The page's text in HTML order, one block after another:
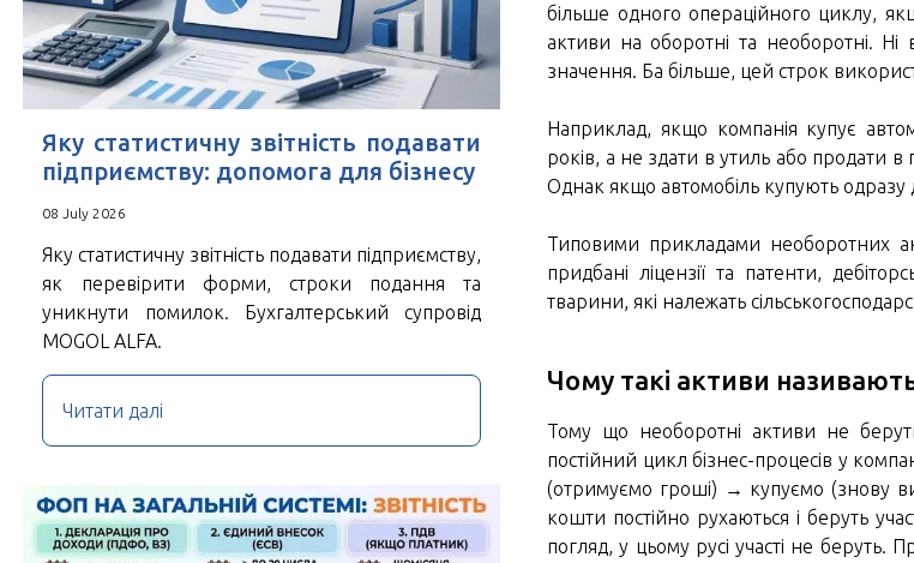
більше одного операційного циклу,
активи на оборотні та необоротні.
значення. Ба більше, цей строк
Наприклад, якщо компанія купує
років, а не здати в утиль або продати в
Однак якщо автомобіль купують одразу
Типовими прикладами необоротних
придбані ліцензії та патенти,
тварини, які належать
Чому такі активи
Тому що необоротні активи не
постійний цикл бізнес-процесів у
(отримуємо гроші) → купуємо (знову
кошти постійно рухаються і беруть
погляд, у цьому русі участі не беруть.
Поля позначені знаком*обов'язкові для заповнення
Натискаючи кнопку Надіслати Ви погоджуєтесь з
Угода
користувача
Яку статистичну звітність подавати
підприємству: допомога для бізнесу
08 July 2026
Яку статистичну звітність подавати підприємству,
як перевірити форми, строки подання та
уникнути помилок. Бухгалтерський супровід
MOGOL ALFA.
Читати далі